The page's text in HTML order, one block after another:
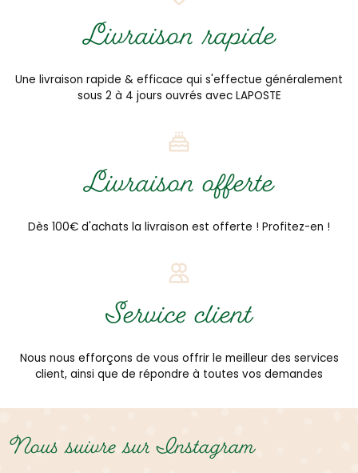
Livraison rapide
Une livraison rapide & efficace qui s'effectue généralement
sous 2 à 4 jours ouvrés avec LAPOSTE
Livraison offerte
Dès 100€ d'achats la livraison est offerte ! Profitez-en !
Service client
Nous nous efforçons de vous offrir le meilleur des services
client, ainsi que de répondre à toutes vos demandes
Nous suivre sur Instagram